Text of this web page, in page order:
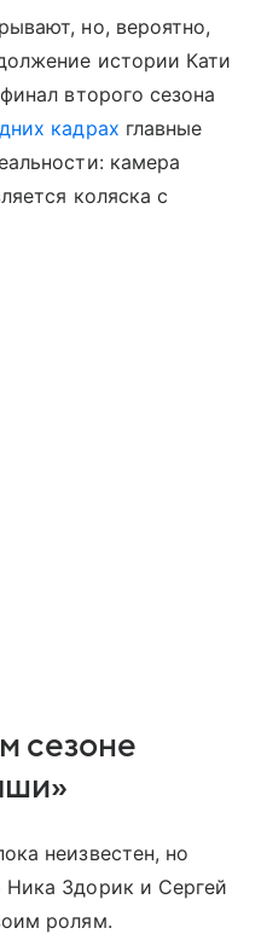
но, вероятно,
истории Кати
второго сезона
кадрах главные
камера
коляска с
сезоне
неизвестен, но
Здорик и Сергей
ролям.